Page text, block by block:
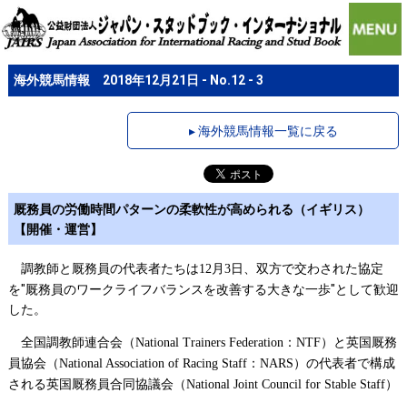
海外競馬情報 2018年12月21日 - No.12 - 3
▸ 海外競馬情報一覧に戻る
厩務員の労働時間パターンの柔軟性が高められる（イギリス）
【開催・運営】
調教師と厩務員の代表者たちは12月 3日、双方で交わされた協定
を"厩務員のワークライフバランスを改善する大きな一歩"として歓迎
した。
全国調教師連合会（National Trainers Federation： NTF）と英国厩務
員協会（National Association of Racing Staff： NARS ）の代表者で構成
される英国厩務員合同協議会（National Joint Council for Stable Staff）